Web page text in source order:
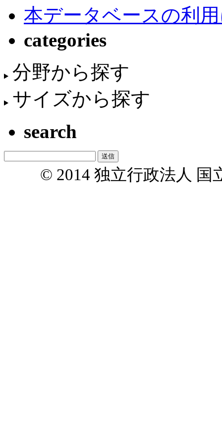
本データベースの利
categories
分野から探す
サイズから探す
search
© 2014 独立行政法人 国